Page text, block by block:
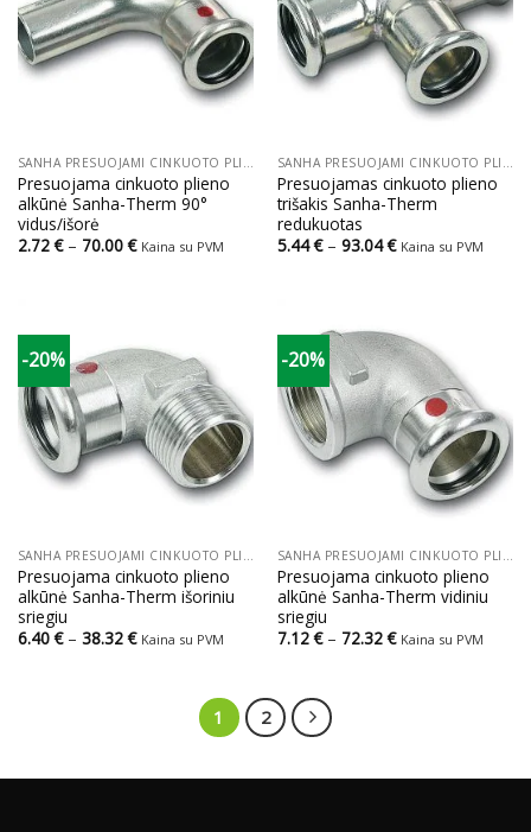
SANHA PRESUOJAMI CINKUOTO PLIENO VAMZDŽIAI IR JUNGTYS
Presuojama cinkuoto plieno
alkūnė Sanha-Therm 90°
vidus/išorė
2.72€ – 70.00€Price
Kaina su PVM
SANHA PRESUOJAMI CINKUOTO PLIENO VAMZDŽIAI IR JUNGTYS
Presuojamas cinkuoto plieno
trišakis Sanha-Therm
redukuotas
5.44€ – 93.04€Price
Kaina su PVM
-20%
SANHA PRESUOJAMI CINKUOTO PLIENO VAMZDŽIAI IR JUNGTYS
Presuojama cinkuoto plieno
alkūnė Sanha-Therm išoriniu
sriegiu
6.40€ – 38.32€Price
range:
Kaina su PVM
-20%
SANHA PRESUOJAMI CINKUOTO PLIENO VAMZDŽIAI IR JUNGTYS
Presuojama cinkuoto plieno
alkūnė Sanha-Therm vidiniu
sriegiu
7.12€ – 72.32€Price
range:
Kaina su PVM
1 2